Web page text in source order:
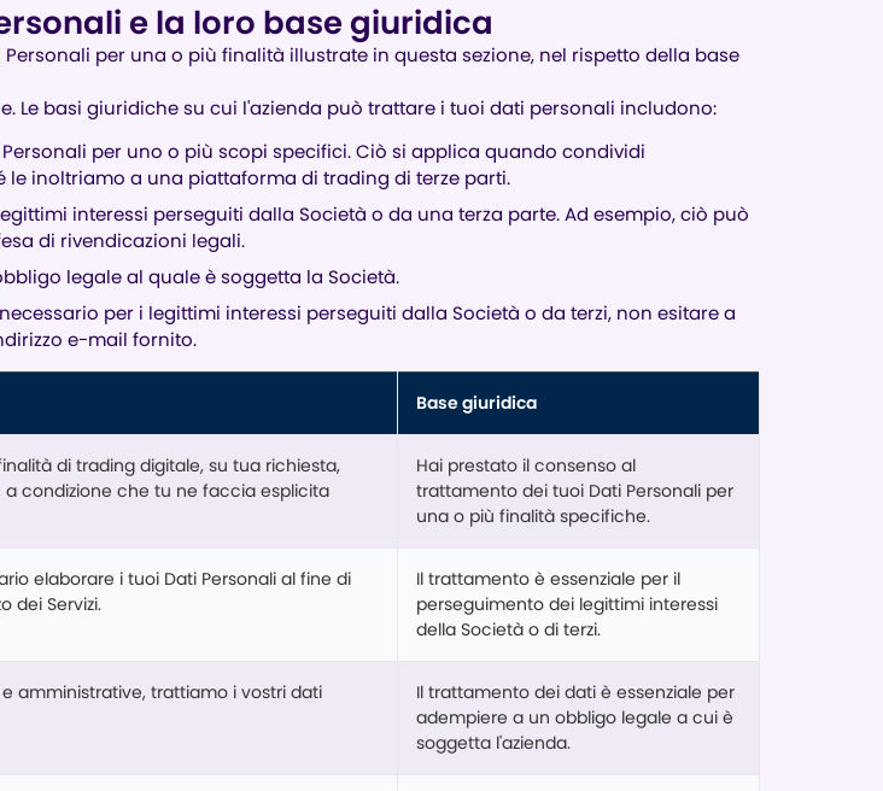
e la loro base giuridica
Personali per una o più finalità illustrate in questa sezione, nel rispetto della base
Le basi giuridiche su cui l'azienda può trattare i tuoi dati personali includono:
per uno o più scopi specifici. Ciò si applica quando condividi
inoltriamo a una piattaforma di trading di terze parti.
interessi perseguiti dalla Società o da una terza parte. Ad esempio, ciò può
di rivendicazioni legali.
legale al quale è soggetta la Società.
per i legittimi interessi perseguiti dalla Società o da terzi, non esitare a
e-mail fornito.
Base giuridica
di trading digitale, su tua richiesta,
condizione che tu ne faccia esplicita
Hai prestato il consenso al
trattamento dei tuoi Dati Personali per
una o più finalità specifiche.
elaborare i tuoi Dati Personali al fine di
dei Servizi.
Il trattamento è essenziale per il
perseguimento dei legittimi interessi
della Società o di terzi.
amministrative, trattiamo i vostri dati
Il trattamento dei dati è essenziale per
adempiere a un obbligo legale a cui è
soggetta l'azienda.